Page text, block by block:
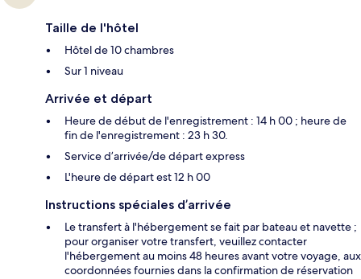
Taille de l'hôtel
Hôtel de 10 chambres
Sur 1 niveau
Arrivée et départ
Heure de début de l'enregistrement : 14 h 00 ; heure de
fin de l'enregistrement : 23 h 30.
Service d’arrivée/de départ express
L'heure de départ est 12 h 00
Instructions spéciales d’arrivée
Le transfert à l'hébergement se fait par bateau et navette ;
pour organiser votre transfert, veuillez contacter
l'hébergement au moins 48 heures avant votre voyage, aux
coordonnées fournies dans la confirmation de réservation